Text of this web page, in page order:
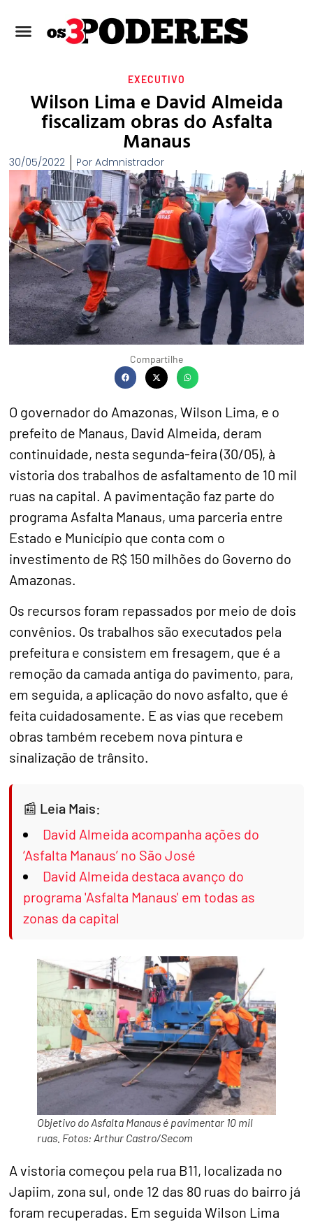
EXECUTIVO
Wilson Lima e David Almeida
fiscalizam obras do Asfalta
Manaus
30/05/2022 Por Admnistrador
Compartilhe
O governador do Amazonas, Wilson Lima, e o
prefeito de Manaus, David Almeida, deram
continuidade, nesta segunda-feira (30/05), à
vistoria dos trabalhos de asfaltamento de 10 mil
ruas na capital. A pavimentação faz parte do
programa Asfalta Manaus, uma parceria entre
Estado e Município que conta com o
investimento de R$ 150 milhões do Governo do
Amazonas.
Os recursos foram repassados por meio de dois
convênios. Os trabalhos são executados pela
prefeitura e consistem em fresagem, que é a
remoção da camada antiga do pavimento, para,
em seguida, a aplicação do novo asfalto, que é
feita cuidadosamente. E as vias que recebem
obras também recebem nova pintura e
sinalização de trânsito.
Leia Mais:
David Almeida acompanha ações do
‘Asfalta Manaus’ no São José
David Almeida destaca avanço do
programa 'Asfalta Manaus' em todas as
zonas da capital
Objetivo do Asfalta Manaus é pavimentar 10 mil
ruas. Fotos: Arthur Castro/Secom
A vistoria começou pela rua B11, localizada no
Japiim, zona sul, onde 12 das 80 ruas do bairro já
foram recuperadas. Em seguida Wilson Lima